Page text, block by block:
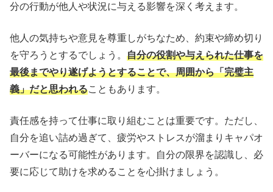
分の行動が他人や状況に与える影響を深く考えます。
他人の気持ちや意見を尊重しがちなため、約束や締め切り
を守ろうとするでしょう。 自分の役割や与えられた仕事を
最後までやり遂げようとすることで、周囲から「完璧主
義」だと思われることもあります。
責任感を持って仕事に取り組むことは重要です。ただし、
自分を追い詰め過ぎて、疲労やストレスが溜まりキャパオ
ーバーになる可能性があります。自分の限界を認識し、必
要に応じて助けを求めることを心掛けましょう。